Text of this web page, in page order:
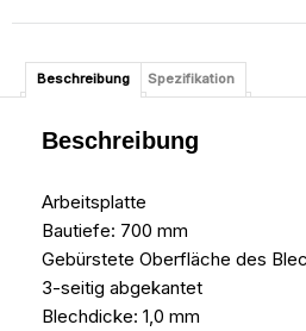
Beschreibung Spezifikation
Beschreibung
Arbeitsplatte
Bautiefe: 700 mm
Gebürstete Oberfläche des
3-seitig abgekantet
Blechdicke: 1,0 mm